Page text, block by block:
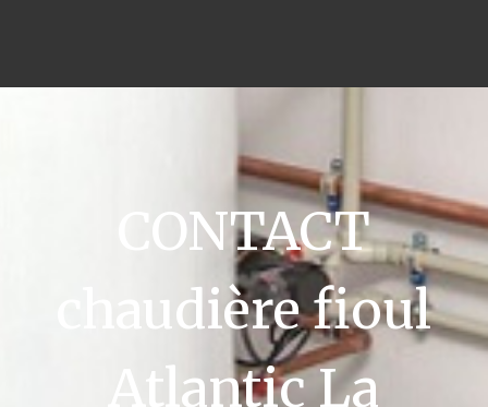
CONTACT
chaudière fioul
Atlantic La